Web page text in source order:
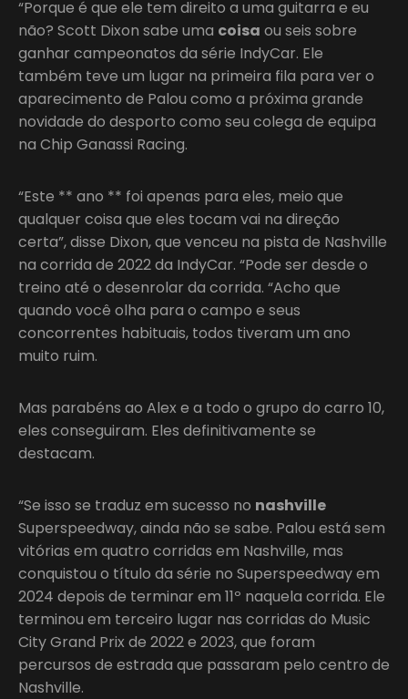
“Porque é que ele tem direito a uma guitarra e eu
não? Scott Dixon sabe uma coisa ou seis sobre
ganhar campeonatos da série IndyCar. Ele
também teve um lugar na primeira fila para ver o
aparecimento de Palou como a próxima grande
novidade do desporto como seu colega de equipa
na Chip Ganassi Racing.
“Este ** ano ** foi apenas para eles, meio que
qualquer coisa que eles tocam vai na direção
certa”, disse Dixon, que venceu na pista de Nashville
na corrida de 2022 da IndyCar. “Pode ser desde o
treino até o desenrolar da corrida. “Acho que
quando você olha para o campo e seus
concorrentes habituais, todos tiveram um ano
muito ruim.
Mas parabéns ao Alex e a todo o grupo do carro 10,
eles conseguiram. Eles definitivamente se
destacam.
“Se isso se traduz em sucesso no nashville
Superspeedway, ainda não se sabe. Palou está sem
vitórias em quatro corridas em Nashville, mas
conquistou o título da série no Superspeedway em
2024 depois de terminar em 11º naquela corrida. Ele
terminou em terceiro lugar nas corridas do Music
City Grand Prix de 2022 e 2023, que foram
percursos de estrada que passaram pelo centro de
Nashville.